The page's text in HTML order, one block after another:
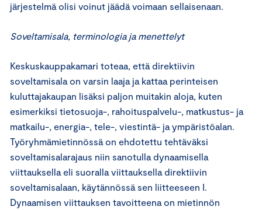
järjestelmä olisi voinut jäädä voimaan sellaisenaan.
Soveltamisala, terminologia ja menettelyt
Keskuskauppakamari toteaa, että direktiivin
soveltamisala on varsin laaja ja kattaa perinteisen
kuluttajakaupan lisäksi paljon muitakin aloja, kuten
esimerkiksi tietosuoja-, rahoituspalvelu-, matkustus- ja
matkailu-, energia-, tele-, viestintä- ja ympäristöalan.
Työryhmämietinnössä on ehdotettu tehtäväksi
soveltamisalarajaus niin sanotulla dynaamisella
viittauksella eli suoralla viittauksella direktiivin
soveltamisalaan, käytännössä sen liitteeseen I.
Dynaamisen viittauksen tavoitteena on mietinnön